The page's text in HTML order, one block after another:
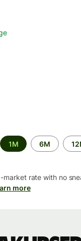
1M 6M
market rate with no
more